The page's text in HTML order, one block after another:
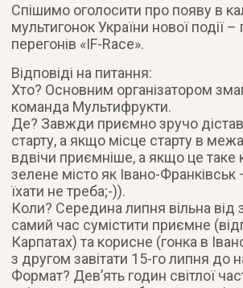
Спішимо оголосити про появу в
мультигонок України нової події
перегонів «IF-Race».
Відповіді на питання:
Хто? Основним організатором
команда Мультифрукти.
Де? Завжди приємно зручо
старту, а якщо місце старту в
вдвічи приємніше, а якщо це таке
зелене місто як Івано-Франківськ
їхати не треба;-)).
Коли? Середина липня вільна від
самий час сумістити приємне
Карпатах) та корисне (гонка в
з другом завітати 15-го липня до
Формат? Дев’ять годин світлої